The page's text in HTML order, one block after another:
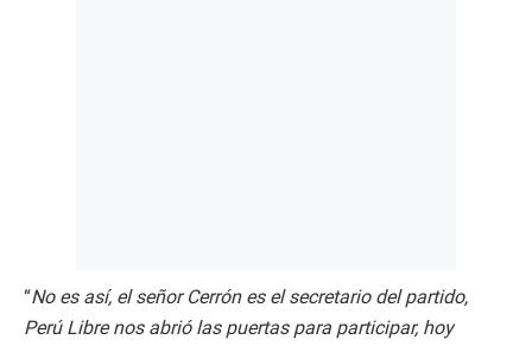
“No es así, el señor Cerrón es el secretario del partido,
Perú Libre nos abrió las puertas para participar, hoy